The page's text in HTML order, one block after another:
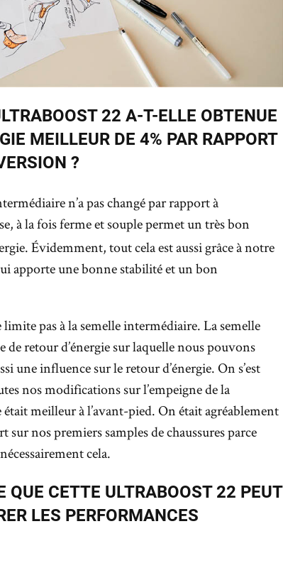
22 A-T-ELLE OBTENUE
MEILLEUR DE 4% PAR RAPPORT
?
n’a pas changé par rapport à
à la fois ferme et souple permet un très bon
Évidemment, tout cela est aussi grâce à notre
apporte une bonne stabilité et un bon
limite pas à la semelle intermédiaire. La semelle
retour d’énergie sur laquelle nous pouvons
une influence sur le retour d’énergie. On s’est
nos modifications sur l’empeigne de la
était meilleur à l’avant-pied. On était agréablement
sur nos premiers samples de chaussures parce
cela.
QUE CETTE ULTRABOOST 22 PEUT
LES PERFORMANCES